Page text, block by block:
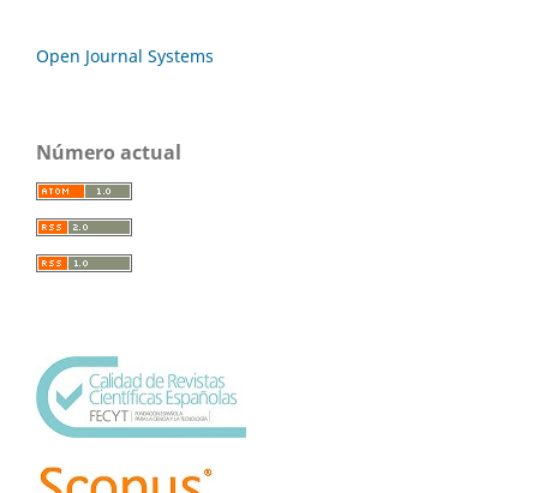
Open Journal Systems
Número actual